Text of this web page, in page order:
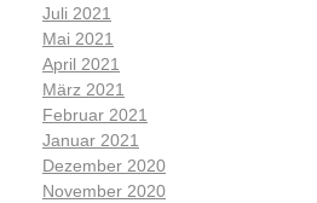
Juli 2021
Mai 2021
April 2021
März 2021
Februar 2021
Januar 2021
Dezember 2020
November 2020